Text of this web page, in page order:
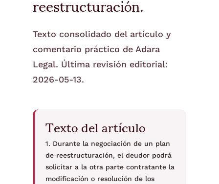
Texto consolidado del artículo y
comentario práctico de Adara
Legal. Última revisión editorial:
2026-05-13.
Texto del artículo
1. Durante la negociación de un plan
de reestructuración, el deudor podrá
solicitar a la otra parte contratante la
modificación o resolución de los